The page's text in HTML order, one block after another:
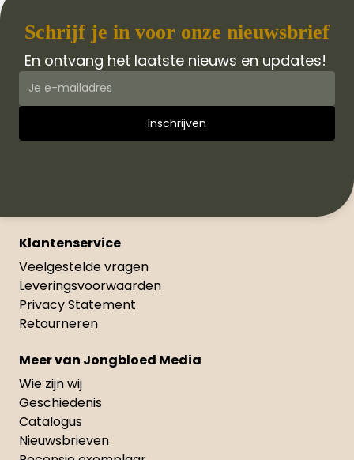
Schrijf je in voor onze nieuwsbrief
En ontvang het laatste nieuws en updates!
Klantenservice
Veelgestelde vragen
Leveringsvoorwaarden
Privacy Statement
Retourneren
Meer van Jongbloed Media
Wie zijn wij
Geschiedenis
Catalogus
Nieuwsbrieven